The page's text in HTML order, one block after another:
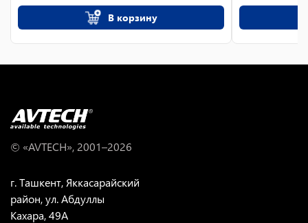
В корзину
© «AVTECH», 2001–2026
г. Ташкент, Яккасарайский
район, ул. Абдуллы
Кахара, 49A